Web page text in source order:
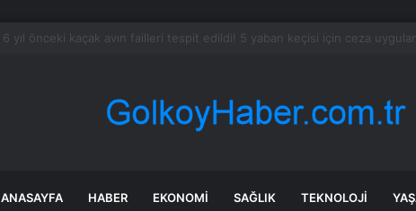
71 ilde dev narkotik operasyonu: 844 tutuklama
ANASAYFA HABER EKONOMI SAĞLIK TEKNOLOJI